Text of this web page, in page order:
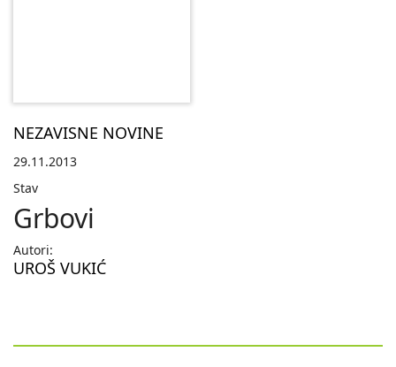
NEZAVISNE NOVINE
29.11.2013
Stav
Grbovi
Autori:
UROŠ VUKIĆ